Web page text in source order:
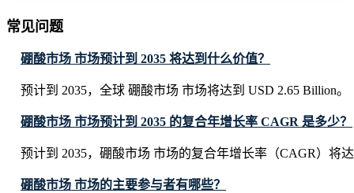
常见问题
硼酸市场 市场预计到 2035 将达到什么价值？
预计到 2035，全球 硼酸市场 市场将达到 USD 2.65 Billion。
硼酸市场 市场预计到 2035 的复合年增长率 CAGR 是多少？
预计到 2035，硼酸市场 市场的复合年增长率（CAGR）将
硼酸市场 市场的主要参与者有哪些？